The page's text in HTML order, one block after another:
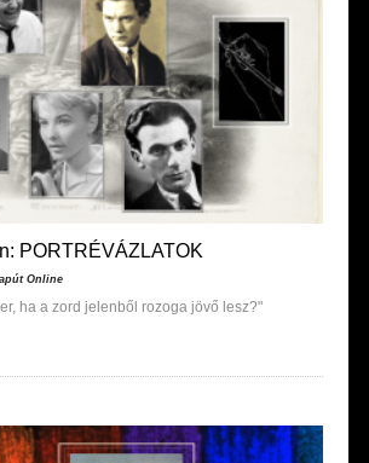
PORTRÉVÁZLATOK
Online
ha a zord jelenből rozoga jövő lesz?"